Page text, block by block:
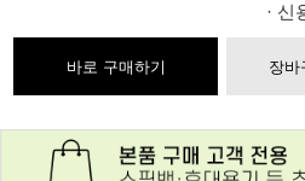
· 신
바로 구매하기 장바